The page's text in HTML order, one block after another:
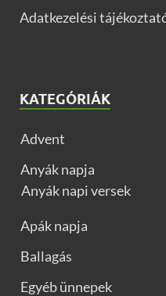
Adatkezelési
KATEGÓRIÁK
Advent
Anyák napja
Anyák napi versek
Apák napja
Ballagás
Egyéb ünnepek